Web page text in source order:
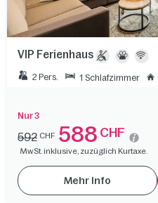
VIP Ferienhaus
2 Pers. 1 Schlafzimmer
Nur 3
592 CHF 588 CHF
MwSt. inklusive, zuzüglich Kurtaxe.
Mehr Info